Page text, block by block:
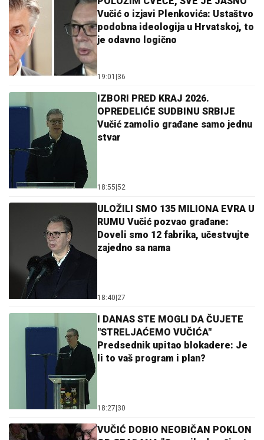
Vučić o izjavi Plenkovića: Ustaštvo
podobna ideologija u Hrvatskoj, to
je odavno logično
19:01 36
IZBORI PRED KRAJ 2026.
OPREDELIĆE SUDBINU SRBIJE
Vučić zamolio građane samo jednu
stvar
18:55 52
ULOŽILI SMO 135 MILIONA EVRA U
RUMU Vučić pozvao građane:
Doveli smo 12 fabrika, učestvujte
zajedno sa nama
18:40 27
I DANAS STE MOGLI DA ČUJETE
"STRELJAĆEMO VUČIĆA"
Predsednik upitao blokadere: Je
li to vaš program i plan?
18:27 30
VUČIĆ DOBIO NEOBIČAN POKLON